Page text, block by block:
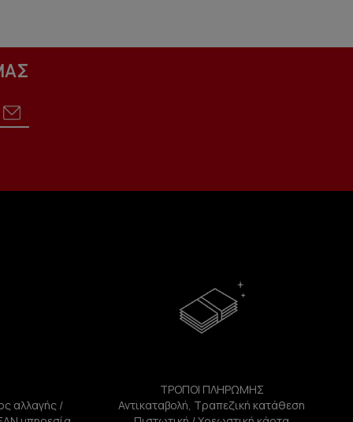
αλλαγής /
ΤΡΟΠΟΙ ΠΛΗΡΩΜΗΣ
Αντικαταβολή, Τραπεζική κατάθεση